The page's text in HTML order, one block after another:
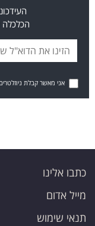
הכלכלה
אני מאשר קבלת
כתבו אלינו
מייל אדום
תנאי שימוש